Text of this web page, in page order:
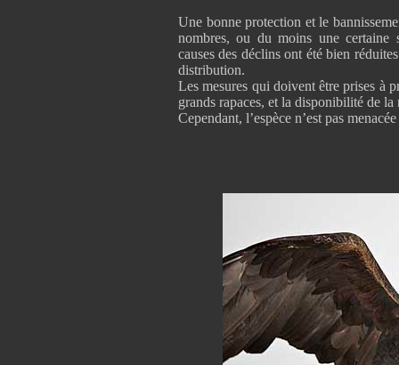
Une bonne protection et le
nombres, ou du moins une certaine
causes des déclins ont été bien
distribution.
Les mesures qui doivent être prises à
grands rapaces, et la disponibilité de
Cependant, l’espèce n’est pas